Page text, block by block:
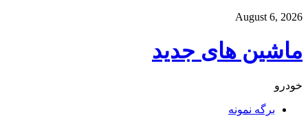
August 6, 2026
ماشین های جدید
خودرو
برگه نمونه